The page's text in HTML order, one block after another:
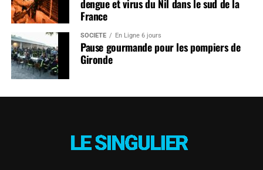
dengue et virus du Nil dans le sud de la
France
SOCIÉTÉ En Ligne 6 jours
Pause gourmande pour les pompiers de
Gironde